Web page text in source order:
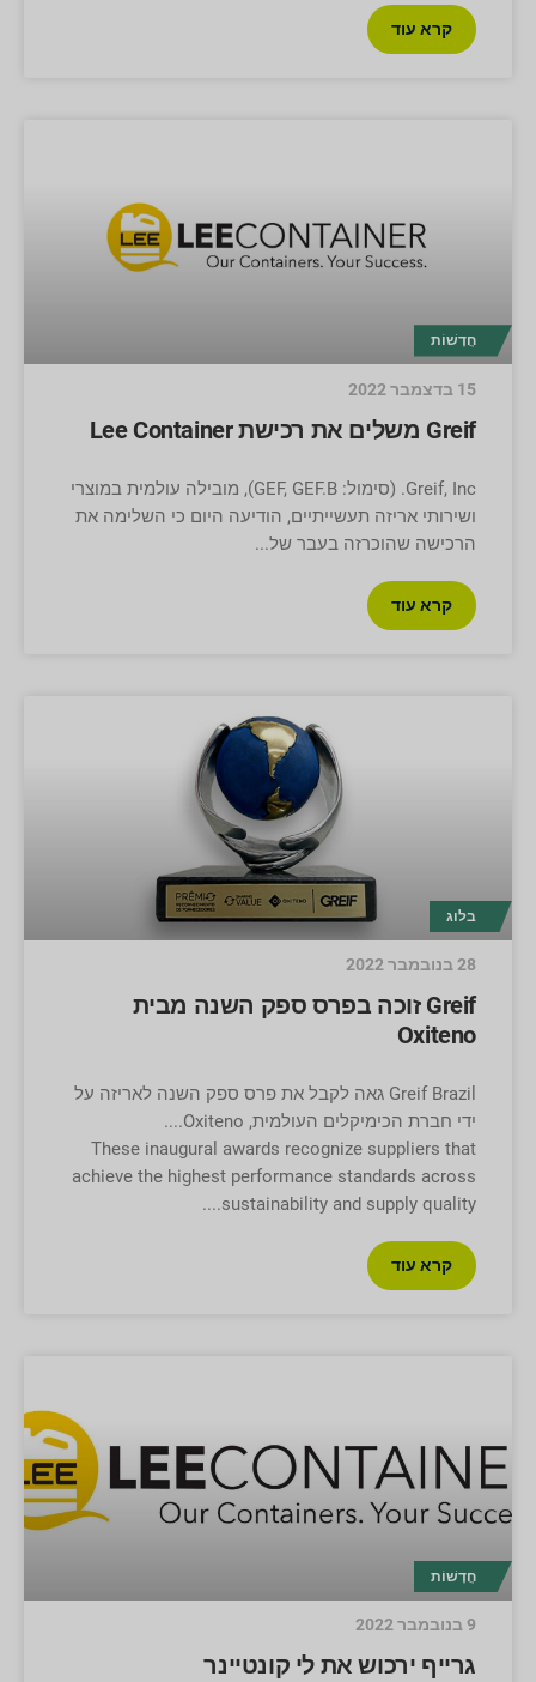
קרא עוד
חֲדָשׁוֹת
Greif משלים את רכישת Lee Container
Greif, Inc. (סימול: GEF, GEF.B), מובילה עולמית במוצרי
ושירותי אריזה תעשייתיים, הודיעה היום כי השלימה את
הרכישה שהוכרזה בעבר של
קרא עוד
15 בדצמבר 2022
בלוג
Greif זוכה בפרס ספק השנה מבית
Oxiteno
Greif Brazil גאה לקבל את פרס ספק השנה לאריזה על
ידי חברת הכימיקלים העולמית, Oxiteno.
These inaugural awards recognize suppliers that
achieve the highest performance standards across
sustainability and supply quality.
קרא עוד
28 בנובמבר 2022
חֲדָשׁוֹת
גרייף ירכוש את לי קונטיינר
9 בנובמבר 2022